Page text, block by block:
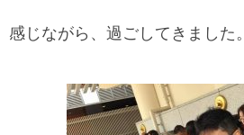
感じながら、過ごしてきました。